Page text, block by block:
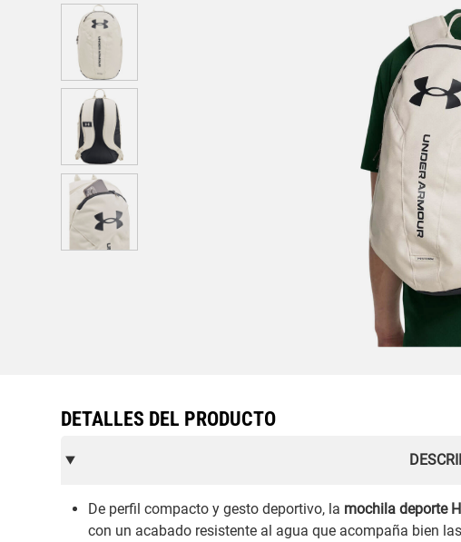
DETALLES DEL PRODUCTO
De perfil compacto y gesto deportivo, la mochila deporte
con un acabado resistente al agua que acompaña bien